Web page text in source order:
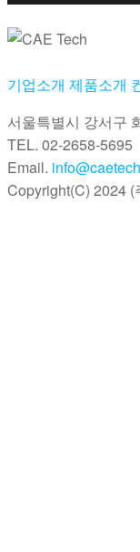
기업소개 제품소개
서울특별시 강서구
TEL. 02-2658-5695
Email.
Copyright(C) 2024